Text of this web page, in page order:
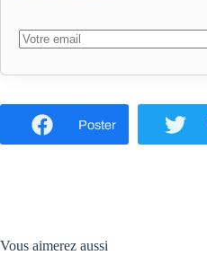
Poster
Vous aimerez aussi